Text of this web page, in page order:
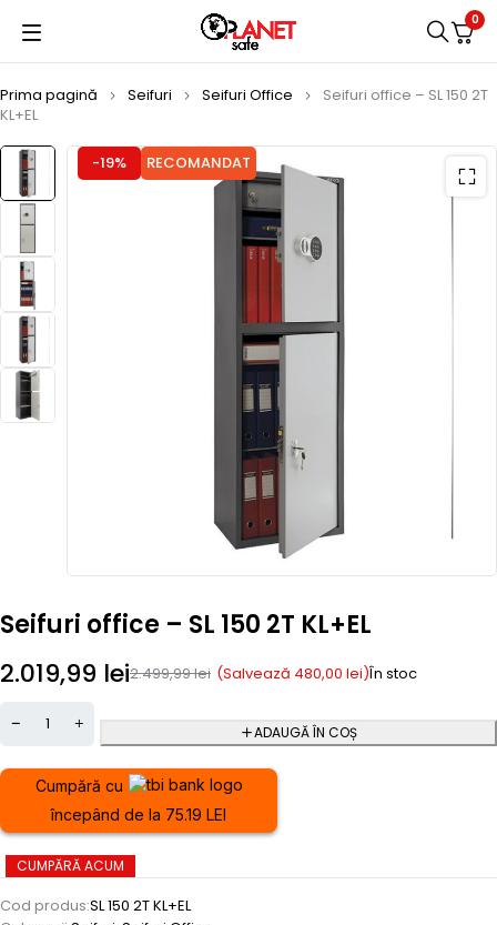
0
Prima pagină Seifuri Seifuri Office
Seifuri office – SL 150 2T
KL+EL
-19% RECOMANDAT
Seifuri office – SL 150 2T KL+EL
2.499,99lei
2.019,99 lei (Salvează 480,00 lei)În stoc
ADAUGĂ ÎN COȘ
Cumpără cu
începând de la 75.19 LEI
CUMPĂRĂ ACUM
Cod produs:SL 150 2T KL+EL